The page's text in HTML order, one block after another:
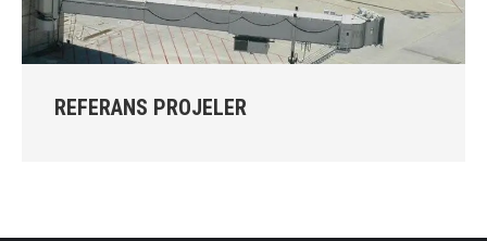
REFERANS PROJELER